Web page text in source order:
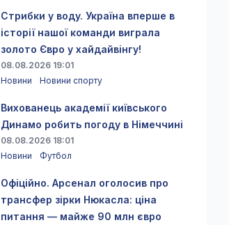
Стрибки у воду. Україна вперше в
історії нашої команди виграла
золото Євро у хайдайвінгу!
08.08.2026 19:01
Новини
Новини спорту
Вихованець академії київського
Динамо робить погоду в Німеччині
08.08.2026 18:01
Новини
Футбол
Офіційно. Арсенал оголосив про
трансфер зірки Нюкасла: ціна
питання — майже 90 млн євро